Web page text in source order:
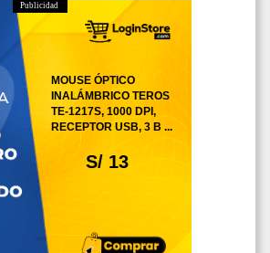
Publicidad
S/ 13
MOUSE ÓPTICO
INALÁMBRICO TEROS
TE-1217S, 1000 DPI,
RECEPTOR USB, 3 B ...